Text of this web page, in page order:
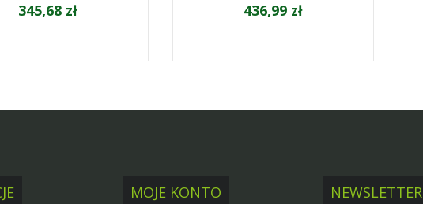
345,68 zł 436,99 zł
MOJE KONTO NEWSLETTER